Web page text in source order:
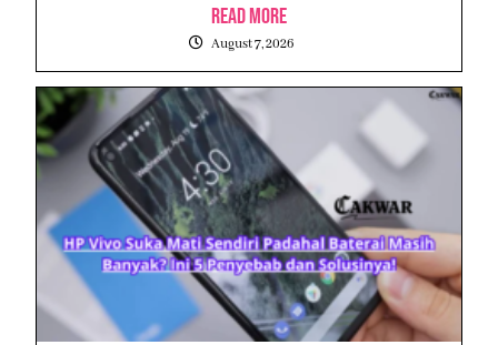
Read More
August 7, 2026